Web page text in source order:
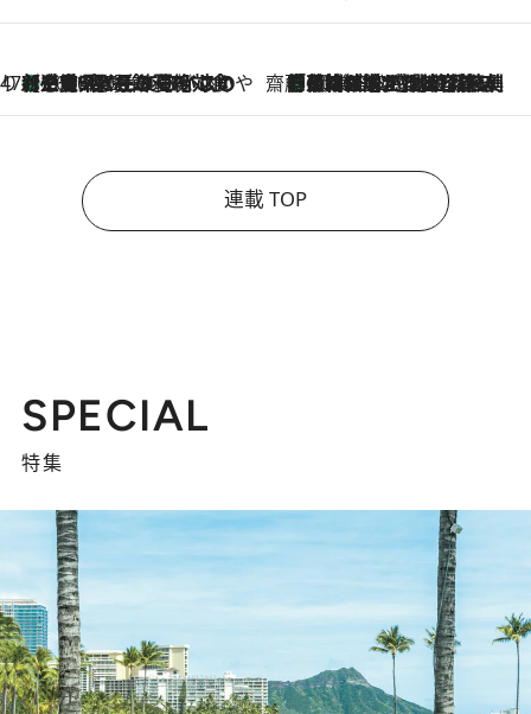
47都道府県の手みやげ ひんやりスイーツで夏を満喫
2026.8.6
【三重県】この夏絶対食べたい 冷やしておいしいおやつ3選 お餅×アイスの新感覚スイーツ 齋藤 薫 美容脳ルネサンス
2026.8.6
「荷物が増えるほど旅ストレスは増す」美容ジャーナリストがたどり着いた最終結論。“化粧品を劇的に減らす”感動の凝縮美容とは
連載 TOP
SPECIAL
特集